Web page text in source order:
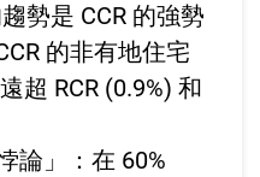
勢是 CCR 的強勢
的非有地住宅
超 RCR (0.9%) 和
論」：在 60%